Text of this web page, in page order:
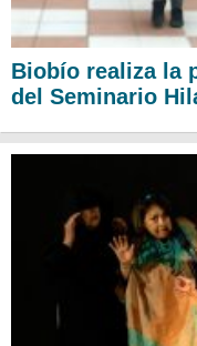
Biobío realiza la
del Seminario